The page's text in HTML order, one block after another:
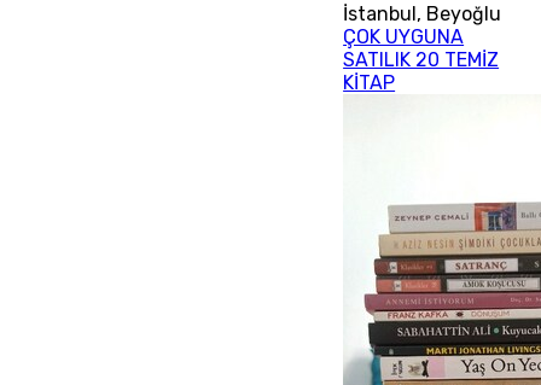
İstanbul, Beyoğlu
ÇOK UYGUNA
SATILIK 20 TEMİZ
KİTAP